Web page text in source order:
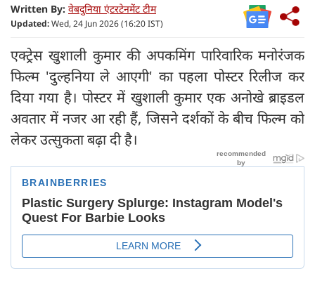
Written By: वेबदुनिया एंटरटेनमेंट टीम
Updated:Wed, 24 Jun 2026 (16:20 IST)
एक्ट्रेस खुशाली कुमार की अपकमिंग पारिवारिक मनोरंजक
फिल्म 'दुल्हनिया ले आएगी' का पहला पोस्टर रिलीज कर
दिया गया है। पोस्टर में खुशाली कुमार एक अनोखे ब्राइडल
अवतार में नजर आ रही हैं, जिसने दर्शकों के बीच फिल्म को
लेकर उत्सुकता बढ़ा दी है।